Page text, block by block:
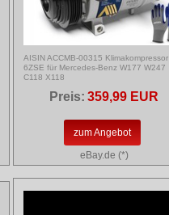
AISIN ACCMB-00315 Klimakompressor
6ZSE für Mercedes-Benz W177 W247
C118 X118
Preis: 359,99 EUR
zum Angebot
eBay.de (*)